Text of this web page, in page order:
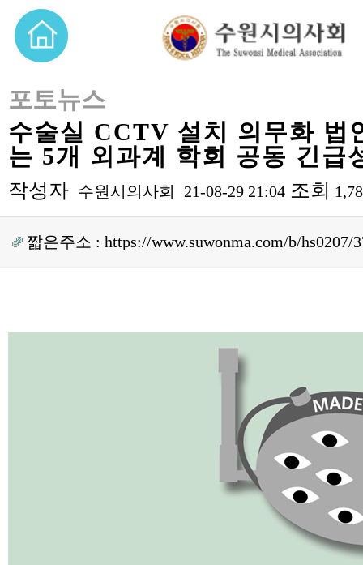
포토뉴스
수술실 CCTV 설치 의무화 법
는 5개 외과계 학회 공동 긴급
작성자 수원시의사회 21-08-29 21:04 조회
짧은주소 : https://www.suwonma.com/b/hs0207/